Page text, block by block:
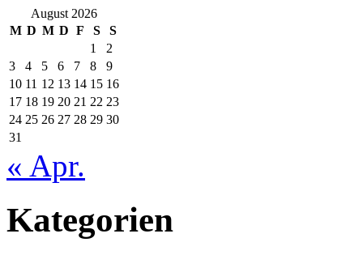
August 2026
M D M D F S
S
1
2
3
4 5 6 7 8
9
10 11 12 13 14 15 16
17 18 19 20 21 22 23
24 25 26 27 28 29 30
31
« Apr.
Kategorien